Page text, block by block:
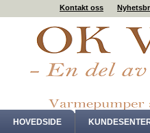
Kontakt oss
HOVEDSIDE